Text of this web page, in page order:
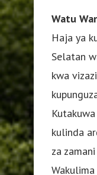
Watu
Haja ya
Selatan
kwa
kulinda
za